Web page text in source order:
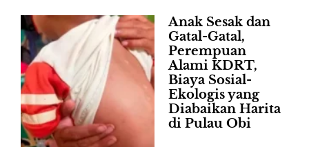
Anak Sesak dan
Gatal-Gatal,
Perempuan
Alami KDRT,
Biaya Sosial-
Ekologis yang
Diabaikan Harita
di Pulau Obi